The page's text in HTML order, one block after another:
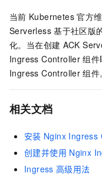
当前 Kubernetes 官方
Serverless 基于社区版
化。当在创建 ACK
Ingress Controller 组件
Ingress Controller 组件。
相关文档
安装 Nginx Ingress
创建并使用 Nginx
Ingress 高级用法